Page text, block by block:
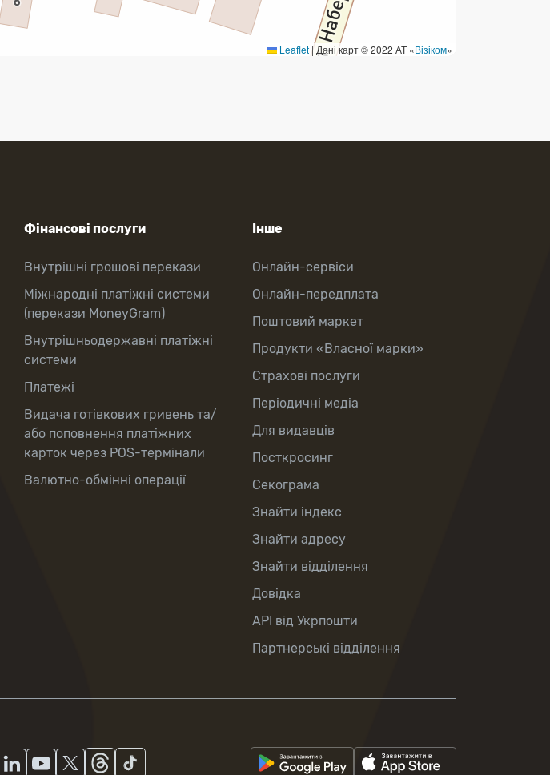
Leaflet| Дані карт © 2022 АТ «Візіком»
Фінансові послуги
Внутрішні грошові перекази
Міжнародні платіжні системи
(перекази MoneyGram)
Внутрішньодержавні платіжні
системи
Платежі
Видача готівкових гривень та/
або поповнення платіжних
карток через POS-термінали
Валютно-обмінні операції
Інше
Онлайн-сервіси
Онлайн-передплата
Поштовий маркет
Продукти «Власної марки»
Страхові послуги
Періодичні медіа
Для видавців
Посткросинг
Секограма
Знайти індекс
Знайти адресу
Знайти відділення
Довідка
API від Укрпошти
Партнерські відділення